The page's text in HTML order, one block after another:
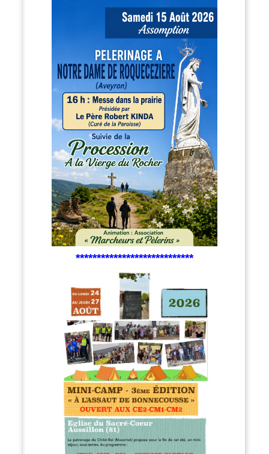
****************************